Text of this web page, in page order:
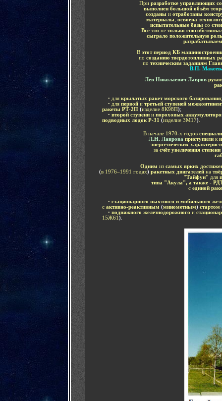
При разработке управляющих
выполнен большой объём
созданыи отработаны
материалы, освоена
испытательные базы со
Всё это не только
сыграло положительную
В этот период КБ
по созданию твердотопливных
по техническим заданиям
В.П.
Лев Николаевич Лавров
• для крылатых ракет морского базирования;
• для первой и третьей ступеней
ракеты РТ-2П (изделие 8К98П);
• второй ступени и пороховых
подводных лодок Р-31 (изделие 3М17)
В начале 1970-х годов
Л.Н. Лаврова приступили к
энергетических
за счёт увеличения
Одним из самых ярких
(в 1976–1991 годах) ракетных двигателей на
"Тайфун" для
типа "Акула", а также -
с единой
• стационарного шахтного и мобильного
с активно-реактивным (минометным) стартом
• подвижного железнодорожного и
15Ж61 )